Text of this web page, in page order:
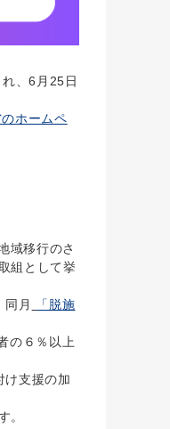
、6月25日
ホームペ
域移行のさ
組として挙
月
「脱施
の６％以上
け支援の加
。